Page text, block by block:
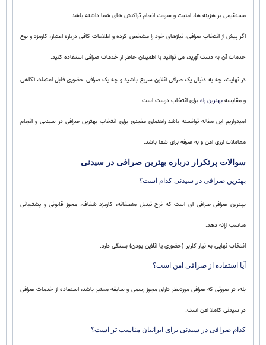
مستقیمی بر هزینه ها، امنیت و سرعت انجام تراکنش های شما داشته باشد.
اگر پیش از انتخاب صرافی، نیازهای خود را مشخص کرده و اطلاعات کافی درباره اعتبار، کارمزد و نوع
خدمات آن به دست آورید، می توانید با اطمینان خاطر از خدمات صرافی استفاده کنید.
در نهایت، چه به دنبال یک صرافی آنلاین سریع باشید و چه یک صرافی حضوری قابل اعتماد، آگاهی
و مقایسهبهترین راهبرای انتخاب درست است.
امیدواریم این مقاله توانسته باشد راهنمای مفیدی برای انتخاب بهترین صرافی در سیدنی و انجام
معاملات ارزی امن و به صرفه برای شما باشد.
سوالات پرتکرار درباره بهترین صرافی در سیدنی
بهترین صرافی در سیدنی کدام است؟
بهترین صرافی صرافی ای است که نرخ تبدیل منصفانه، کارمزد شفاف، مجوز قانونی و پشتیبانی
مناسب ارائه دهد.
انتخاب نهایی به نیاز کاربر (حضوری یا آنلاین بودن) بستگی دارد.
آیا استفاده از صرافی امن است؟
بله، در صورتی که صرافی موردنظر دارای مجوز رسمی و سابقه معتبر باشد، استفاده از خدمات صرافی
در سیدنی کاملا امن است.
کدام صرافی در سیدنی برای ایرانیان مناسب تر است؟